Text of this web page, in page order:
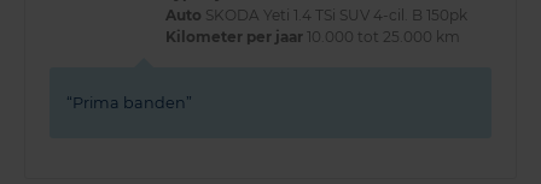
Auto SKODA Yeti 1.4 TSi SUV 4-cil. B 150pk
Kilometer per jaar 10.000 tot 25.000 km
Prima banden